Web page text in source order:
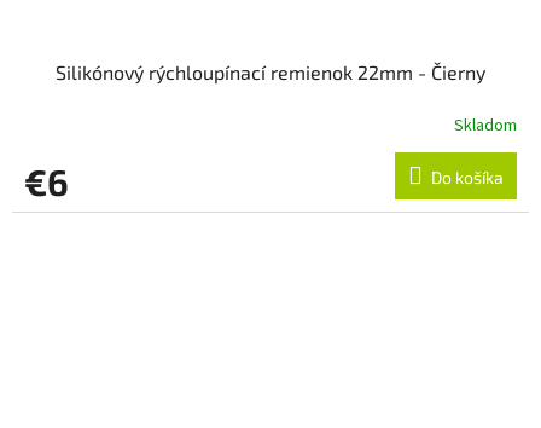
Silikónový rýchloupínací remienok 22mm - Čierny
Skladom
€6 Do košíka